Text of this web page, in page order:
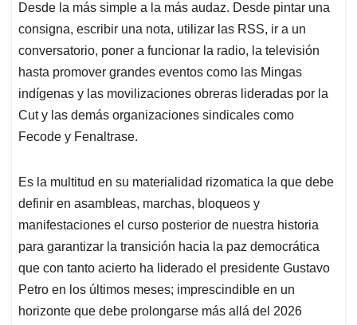
Desde la más simple a la más audaz. Desde pintar una
consigna, escribir una nota, utilizar las RSS, ir a un
conversatorio, poner a funcionar la radio, la televisión
hasta promover grandes eventos como las Mingas
indígenas y las movilizaciones obreras lideradas por la
Cut y las demás organizaciones sindicales como
Fecode y Fenaltrase.
Es la multitud en su materialidad rizomatica la que debe
definir en asambleas, marchas, bloqueos y
manifestaciones el curso posterior de nuestra historia
para garantizar la transición hacia la paz democrática
que con tanto acierto ha liderado el presidente Gustavo
Petro en los últimos meses; imprescindible en un
horizonte que debe prolongarse más allá del 2026